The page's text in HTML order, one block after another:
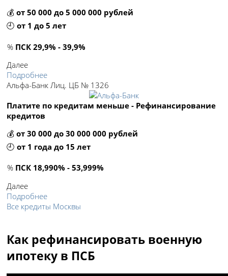
💰от 50 000 до 5 000 000 рублей
🕘от 1 до 5 лет
% ПСК 29,9% - 39,9%
Далее
Подробнее
Альфа-Банк Лиц. ЦБ № 1326
Платите по кредитам меньше - Рефинансирование
кредитов
💰от 30 000 до 30 000 000 рублей
🕘от 1 года до 15 лет
% ПСК 18,990% - 53,999%
Далее
Подробнее
Все кредиты Москвы
Как рефинансировать военную
ипотеку в ПСБ